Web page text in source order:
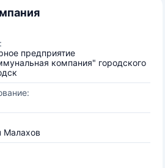
предприятие
компания" городского
Малахов